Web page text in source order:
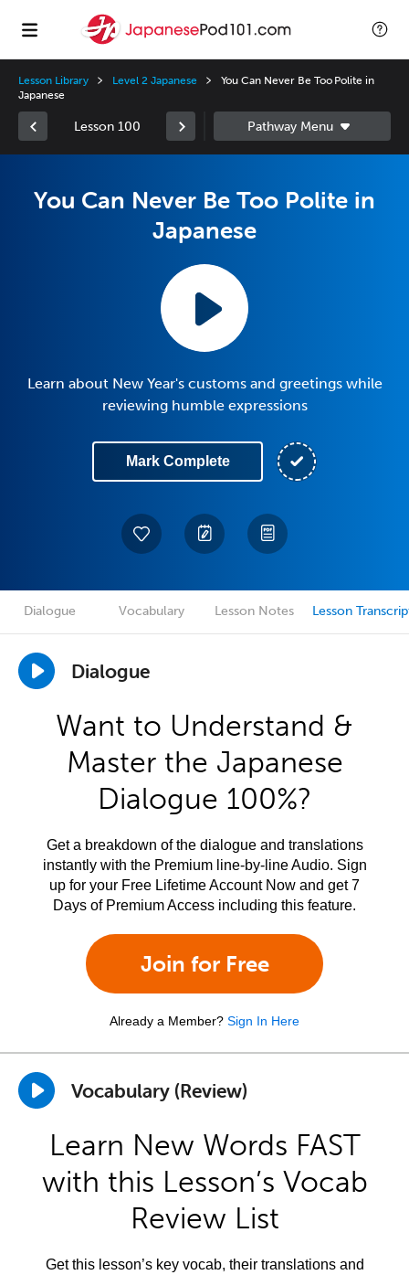
Lesson Library Level 2 Japanese
You Can Never Be Too Polite in
Japanese
Lesson 100
You Can Never Be Too Polite in
Japanese
Learn about New Year's customs and greetings while
reviewing humble expressions
Mark Complete
Dialogue Vocabulary Lesson Notes Lesson
Dialogue
Want to Understand &
Master the Japanese
Dialogue 100%?
Get a breakdown of the dialogue and translations
instantly with the Premium line-by-line Audio. Sign
up for your Free Lifetime Account Now and get 7
Days of Premium Access including this feature.
Join for Free
Already a Member? Sign In Here
Vocabulary (Review)
Learn New Words FAST
with this Lesson’s Vocab
Review List
Get this lesson’s key vocab, their translations and